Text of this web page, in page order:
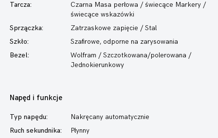
Tarcza:
Czarna Masa perłowa / świecące Markery /
świecące wskazówki
Sprzączka:
Zatrzaskowe zapięcie / Stal
Szkło:
Szafirowe, odporne na zarysowania
Bezel:
Wolfram / Szczotkowana/polerowana /
Jednokierunkowy
Napęd i funkcje
Typ napędu:
Nakręcany automatycznie
Ruch sekundnika:
Płynny